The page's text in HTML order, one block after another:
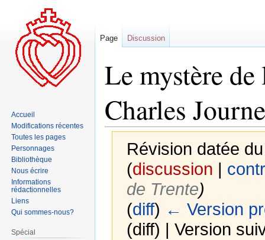
Le mystère
Charles
Révision datée
(discussion |
de Trente)
(diff) ← Version
(diff) | Version
Page Discussion
Accueil
Modifications récentes
Toutes les pages
Personnages
Bibliothèque
Nous écrire
Informations
rédactionnelles
Liens
Qui sommes-nous?
Spécial